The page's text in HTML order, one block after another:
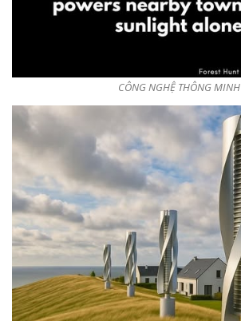
CÔNG NGHỆ THÔNG MINH